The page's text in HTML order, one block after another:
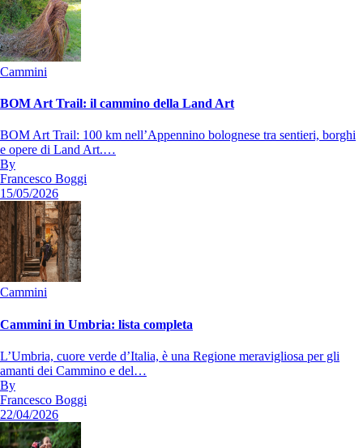
Cammini
BOM Art Trail: il cammino della Land Art
BOM Art Trail: 100 km nell’Appennino bolognese tra sentieri, borghi
e opere di Land Art.…
By
Francesco Boggi
15/05/2026
Cammini
Cammini in Umbria: lista completa
L’Umbria, cuore verde d’Italia, è una Regione meravigliosa per gli
amanti dei Cammino e del…
By
Francesco Boggi
22/04/2026